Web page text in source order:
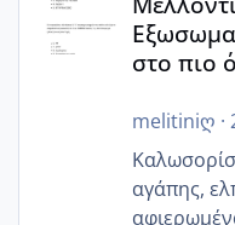
στο πιο
melitiniღ ·
αγάπης,